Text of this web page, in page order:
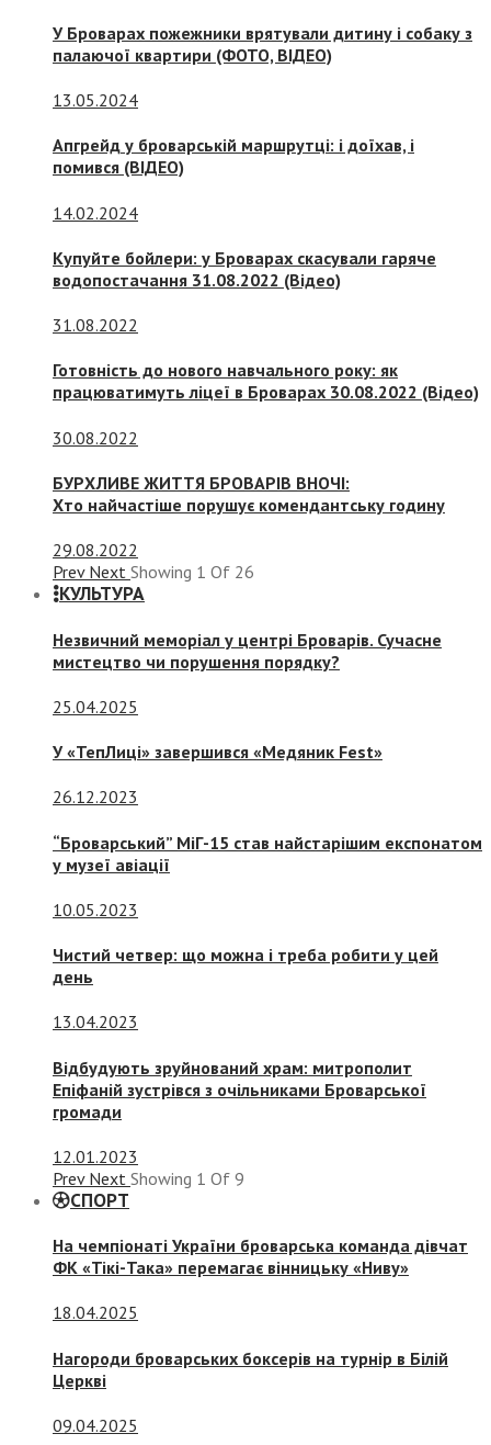
У Броварах пожежники врятували дитину і собаку з
палаючої квартири (ФОТО, ВІДЕО)
13.05.2024
Апгрейд у броварській маршрутці: і доїхав, і
помився (ВІДЕО)
14.02.2024
Купуйте бойлери: у Броварах скасували гаряче
водопостачання 31.08.2022 (Відео)
31.08.2022
Готовність до нового навчального року: як
працюватимуть ліцеї в Броварах 30.08.2022 (Відео)
30.08.2022
БУРХЛИВЕ ЖИТТЯ БРОВАРІВ ВНОЧІ:
Хто найчастіше порушує комендантську годину
29.08.2022
Prev Next Showing 1 Of 26
КУЛЬТУРА
Незвичний меморіал у центрі Броварів. Сучасне
мистецтво чи порушення порядку?
25.04.2025
У «ТепЛиці» завершився «Медяник Fest»
26.12.2023
“Броварський” МіГ-15 став найстарішим експонатом
у музеї авіації
10.05.2023
Чистий четвер: що можна і треба робити у цей
день
13.04.2023
Відбудують зруйнований храм: митрополит
Епіфаній зустрівся з очільниками Броварської
громади
12.01.2023
Prev Next Showing 1 Of 9
СПОРТ
На чемпіонаті України броварська команда дівчат
ФК «Тікі-Така» перемагає вінницьку «Ниву»
18.04.2025
Нагороди броварських боксерів на турнір в Білій
Церкві
09.04.2025